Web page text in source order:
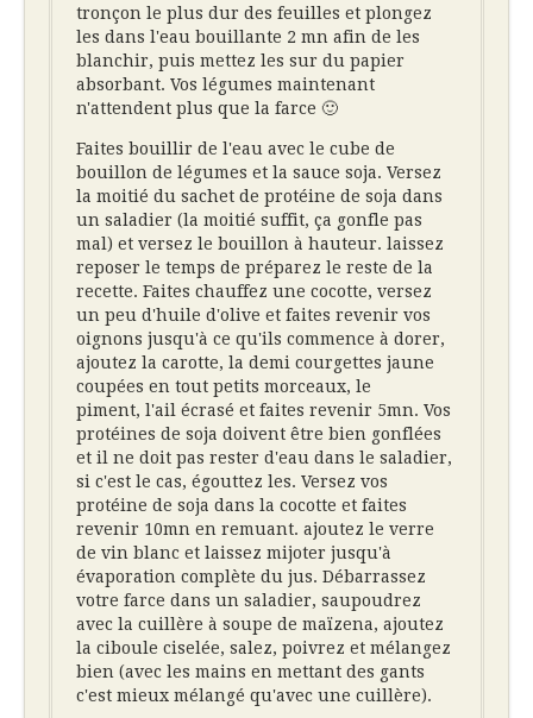
tronçon le plus dur des feuilles et plongez
les dans l'eau bouillante 2 mn afin de les
blanchir, puis mettez les sur du papier
absorbant. Vos légumes maintenant
n'attendent plus que la farce 🙂
Faites bouillir de l'eau avec le cube de
bouillon de légumes et la sauce soja. Versez
la moitié du sachet de protéine de soja dans
un saladier (la moitié suffit, ça gonfle pas
mal) et versez le bouillon à hauteur. laissez
reposer le temps de préparez le reste de la
recette. Faites chauffez une cocotte, versez
un peu d'huile d'olive et faites revenir vos
oignons jusqu'à ce qu'ils commence à dorer,
ajoutez la carotte, la demi courgettes jaune
coupées en tout petits morceaux, le
piment, l'ail écrasé et faites revenir 5mn. Vos
protéines de soja doivent être bien gonflées
et il ne doit pas rester d'eau dans le saladier,
si c'est le cas, égouttez les. Versez vos
protéine de soja dans la cocotte et faites
revenir 10mn en remuant. ajoutez le verre
de vin blanc et laissez mijoter jusqu'à
évaporation complète du jus. Débarrassez
votre farce dans un saladier, saupoudrez
avec la cuillère à soupe de maïzena, ajoutez
la ciboule ciselée, salez, poivrez et mélangez
bien (avec les mains en mettant des gants
c'est mieux mélangé qu'avec une cuillère).